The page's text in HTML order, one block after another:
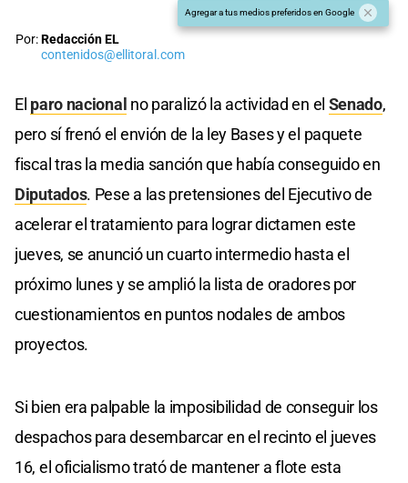
Agregar a tus medios preferidos en Google
Por:Redacción EL
contenidos@ellitoral.com
El paro nacional no paralizó la actividad en el Senado,
pero sí frenó el envión de la ley Bases y el paquete
fiscal tras la media sanción que había conseguido en
Diputados. Pese a las pretensiones del Ejecutivo de
acelerar el tratamiento para lograr dictamen este
jueves, se anunció un cuarto intermedio hasta el
próximo lunes y se amplió la lista de oradores por
cuestionamientos en puntos nodales de ambos
proyectos.
Si bien era palpable la imposibilidad de conseguir los
despachos para desembarcar en el recinto el jueves
16, el oficialismo trató de mantener a flote esta